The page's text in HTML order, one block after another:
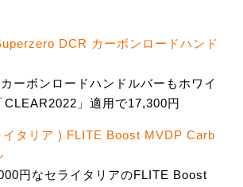
DCR カーボンロードハンド
ーボンロードハンドルバーもホワイ
CLEAR2022」適用で17,300円
タリア ) FLITE Boost MVDP Carb
円なセライタリアのFLITE Boost